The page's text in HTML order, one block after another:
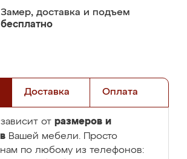
Замер, доставка и подъем
бесплатно
Доставка Оплата
от размеров и
Вашей мебели. Просто
по любому из телефонов: